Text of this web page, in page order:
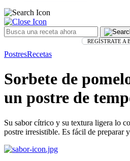
REGÍSTRATE A
PostresRecetas
Sorbete de
un postre de
Su sabor cítrico y su textura ligera lo
postre irresistible. Es fácil de preparar